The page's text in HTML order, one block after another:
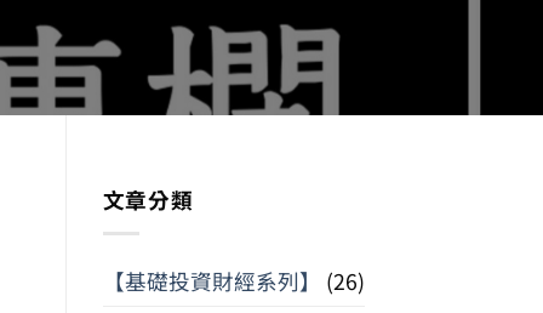
文章分類
【基礎投資財經系列】
(26)